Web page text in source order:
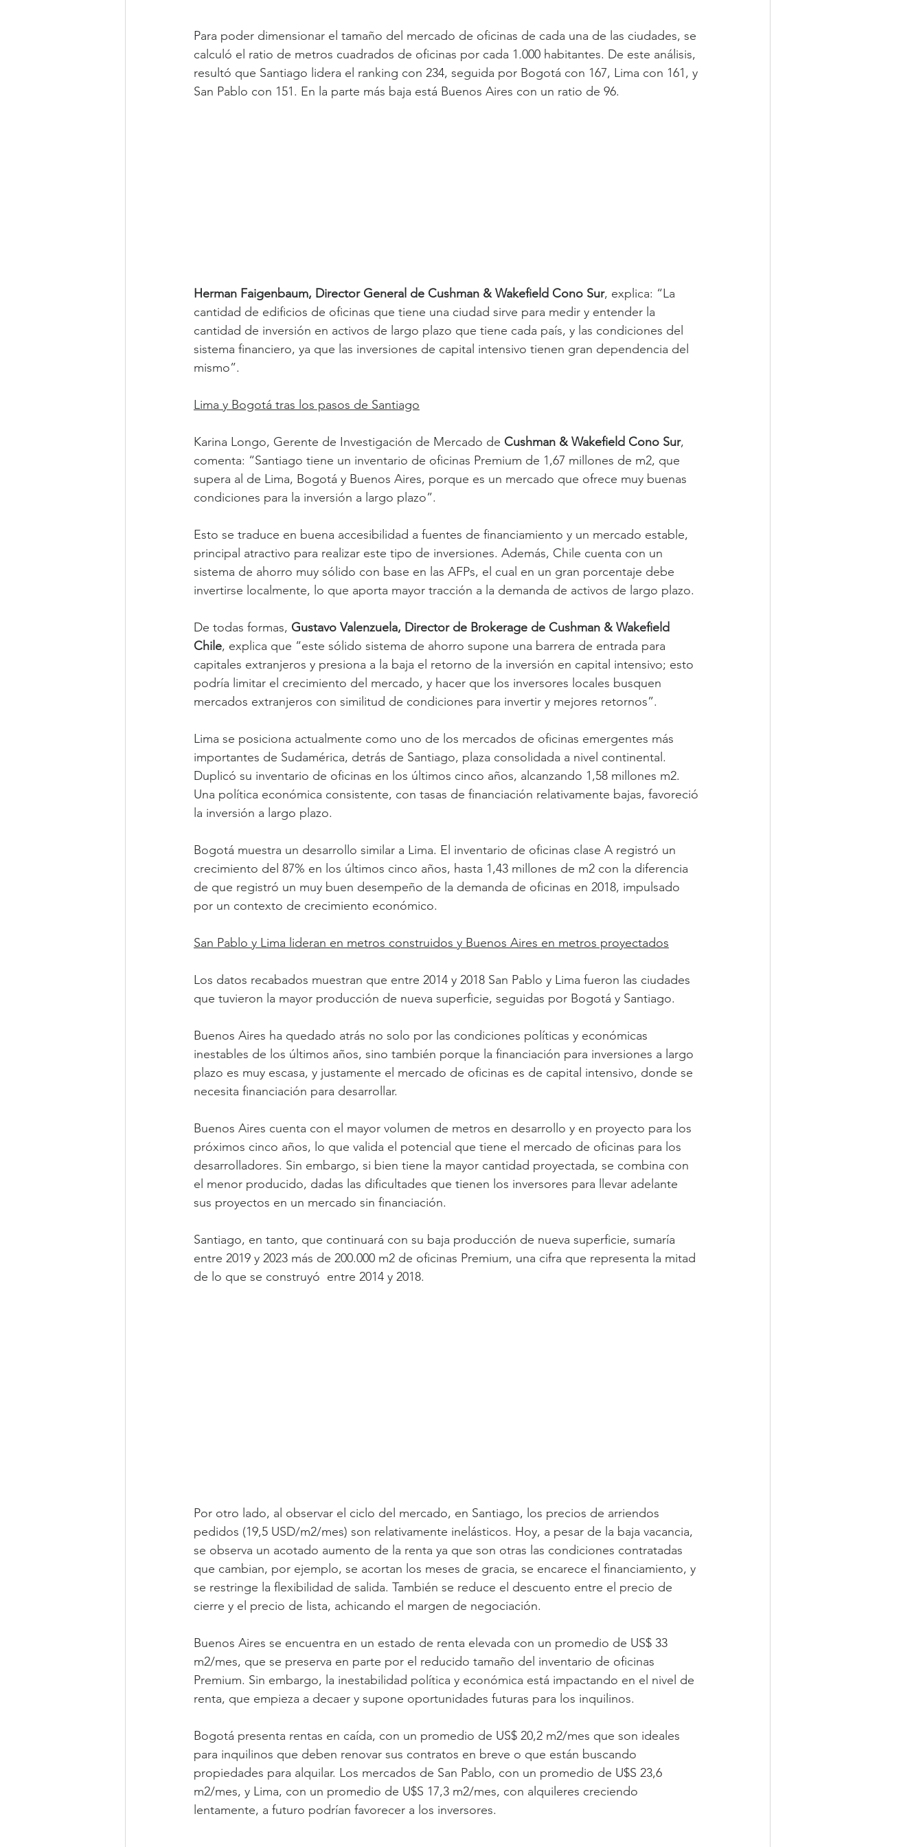
Para poder dimensionar el tamaño del mercado de oficinas de cada una de las ciudades, se
calculó el ratio de metros cuadrados de oficinas por cada 1.000 habitantes. De este análisis,
resultó que Santiago lidera el ranking con 234, seguida por Bogotá con 167, Lima con 161, y
San Pablo con 151. En la parte más baja está Buenos Aires con un ratio de 96.
Herman Faigenbaum, Director General de Cushman & Wakefield Cono Sur, explica: “La
cantidad de edificios de oficinas que tiene una ciudad sirve para medir y entender la
cantidad de inversión en activos de largo plazo que tiene cada país, y las condiciones del
sistema financiero, ya que las inversiones de capital intensivo tienen gran dependencia del
mismo”.
Lima y Bogotá tras los pasos de Santiago
Karina Longo, Gerente de Investigación de Mercado de Cushman & Wakefield Cono Sur,
comenta: “Santiago tiene un inventario de oficinas Premium de 1,67 millones de m2, que
supera al de Lima, Bogotá y Buenos Aires, porque es un mercado que ofrece muy buenas
condiciones para la inversión a largo plazo”.
Esto se traduce en buena accesibilidad a fuentes de financiamiento y un mercado estable,
principal atractivo para realizar este tipo de inversiones. Además, Chile cuenta con un
sistema de ahorro muy sólido con base en las AFPs, el cual en un gran porcentaje debe
invertirse localmente, lo que aporta mayor tracción a la demanda de activos de largo plazo.
De todas formas, Gustavo Valenzuela, Director de Brokerage de Cushman & Wakefield
Chile, explica que “este sólido sistema de ahorro supone una barrera de entrada para
capitales extranjeros y presiona a la baja el retorno de la inversión en capital intensivo; esto
podría limitar el crecimiento del mercado, y hacer que los inversores locales busquen
mercados extranjeros con similitud de condiciones para invertir y mejores retornos”.
Lima se posiciona actualmente como uno de los mercados de oficinas emergentes más
importantes de Sudamérica, detrás de Santiago, plaza consolidada a nivel continental.
Duplicó su inventario de oficinas en los últimos cinco años, alcanzando 1,58 millones m2.
Una política económica consistente, con tasas de financiación relativamente bajas, favoreció
la inversión a largo plazo.
Bogotá muestra un desarrollo similar a Lima. El inventario de oficinas clase A registró un
crecimiento del 87% en los últimos cinco años, hasta 1,43 millones de m2 con la diferencia
de que registró un muy buen desempeño de la demanda de oficinas en 2018, impulsado
por un contexto de crecimiento económico.
San Pablo y Lima lideran en metros construidos y Buenos Aires en metros proyectados
Los datos recabados muestran que entre 2014 y 2018 San Pablo y Lima fueron las ciudades
que tuvieron la mayor producción de nueva superficie, seguidas por Bogotá y Santiago.
Buenos Aires ha quedado atrás no solo por las condiciones políticas y económicas
inestables de los últimos años, sino también porque la financiación para inversiones a largo
plazo es muy escasa, y justamente el mercado de oficinas es de capital intensivo, donde se
necesita financiación para desarrollar.
Buenos Aires cuenta con el mayor volumen de metros en desarrollo y en proyecto para los
próximos cinco años, lo que valida el potencial que tiene el mercado de oficinas para los
desarrolladores. Sin embargo, si bien tiene la mayor cantidad proyectada, se combina con
el menor producido, dadas las dificultades que tienen los inversores para llevar adelante
sus proyectos en un mercado sin financiación.
Santiago, en tanto, que continuará con su baja producción de nueva superficie, sumaría
entre 2019 y 2023 más de 200.000 m2 de oficinas Premium, una cifra que representa la mitad
de lo que se construyó  entre 2014 y 2018.
Por otro lado, al observar el ciclo del mercado, en Santiago, los precios de arriendos
pedidos (19,5 USD/m2/mes) son relativamente inelásticos. Hoy, a pesar de la baja vacancia,
se observa un acotado aumento de la renta ya que son otras las condiciones contratadas
que cambian, por ejemplo, se acortan los meses de gracia, se encarece el financiamiento, y
se restringe la flexibilidad de salida. También se reduce el descuento entre el precio de
cierre y el precio de lista, achicando el margen de negociación.
Buenos Aires se encuentra en un estado de renta elevada con un promedio de US$ 33
m2/mes, que se preserva en parte por el reducido tamaño del inventario de oficinas
Premium. Sin embargo, la inestabilidad política y económica está impactando en el nivel de
renta, que empieza a decaer y supone oportunidades futuras para los inquilinos.
Bogotá presenta rentas en caída, con un promedio de US$ 20,2 m2/mes que son ideales
para inquilinos que deben renovar sus contratos en breve o que están buscando
propiedades para alquilar. Los mercados de San Pablo, con un promedio de U$S 23,6
m2/mes, y Lima, con un promedio de U$S 17,3 m2/mes, con alquileres creciendo
lentamente, a futuro podrían favorecer a los inversores.